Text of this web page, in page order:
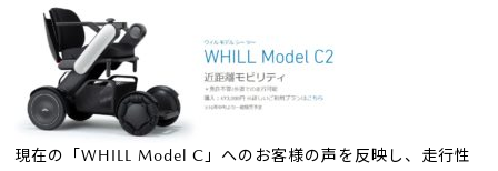
現在の「WHILL Model C」へのお客様の声を反映し、走行性